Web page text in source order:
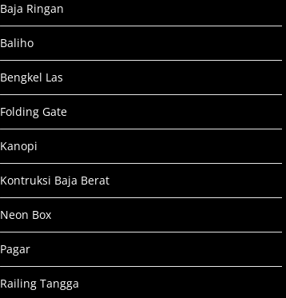
Baja Ringan
Baliho
Bengkel Las
Folding Gate
Kanopi
Kontruksi Baja Berat
Neon Box
Pagar
Railing Tangga